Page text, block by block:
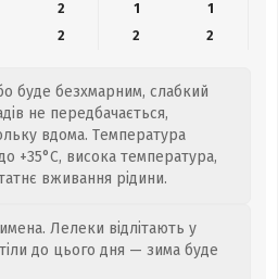
2 1
1
2 2 2
буде безхмарним, слабкий
не передбачається,
вдома. Температура
+35°C, висока температура,
вживання рідини.
Лелеки відлітають у
до цього дня — зима буде